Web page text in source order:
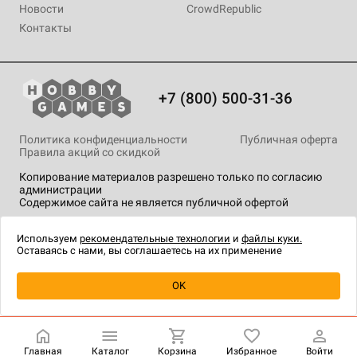
Купить
Новости
Контакты
CrowdRepublic
+7 (800) 500-31-36
Копирование материалов разрешено только по согласию
администрации
Содержимое сайта не является публичной офертой
Политика конфиденциальности
Публичная оферта
Правила акций со скидкой
технологии.
Главная Каталог Корзина Избранное Войти
Используем рекомендательные технологии и файлы куки.
Оставаясь с нами, вы соглашаетесь на их применение
OK